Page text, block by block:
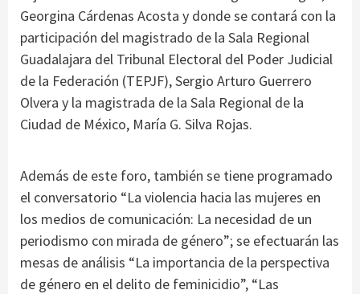
Georgina Cárdenas Acosta y donde se contará con la
participación del magistrado de la Sala Regional
Guadalajara del Tribunal Electoral del Poder Judicial
de la Federación (TEPJF), Sergio Arturo Guerrero
Olvera y la magistrada de la Sala Regional de la
Ciudad de México, María G. Silva Rojas.
Además de este foro, también se tiene programado
el conversatorio “La violencia hacia las mujeres en
los medios de comunicación: La necesidad de un
periodismo con mirada de género”; se efectuarán las
mesas de análisis “La importancia de la perspectiva
de género en el delito de feminicidio”, “Las